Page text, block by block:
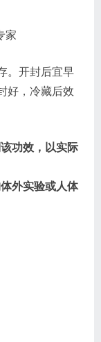
家
。开封后宜早
好，冷藏后效
功效，以实际
外实验或人体